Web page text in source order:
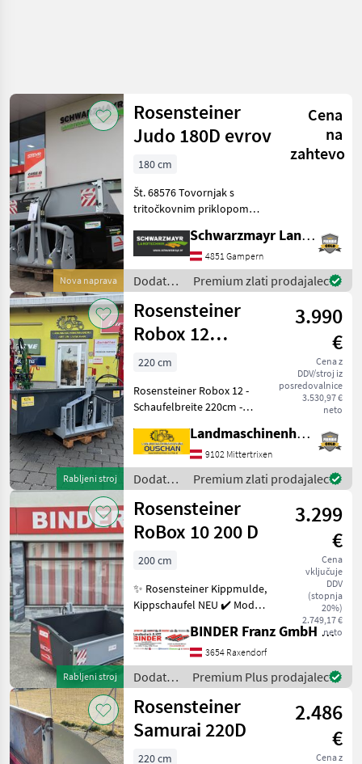
Nova naprava
Rosensteiner
Judo 180D evrov
Cena
na
zahtevo
180 cm
Št. 68576 Tovornjak s
tritočkovnim priklopom
tritočkovnim priklopom s
kroglastimi cevmi,
kategorija 2 - z dodatnim
priklopom EURO - s tovorn
Schwarzmayr Landtechnik GmbH - Gampern
4851 Gampern
Dodatna
oprema
za
traktorje
/
Rosensteiner
Premium zlati prodajalec
Rabljeni stroj
Rosensteiner
Robox 12
Kippschaufel
3.990
€
Cena z
DDV/stroj iz
posredovalnice
3.530,97 €
neto
220 cm
Rosensteiner Robox 12 -
Schaufelbreite 220cm -
Nutzlast 2000kg -
Schwenkvorrichtung - 2
Zylindersystem -
Schürfleiste geschwe
Landmaschinenhandel Ouschan Anton
9102 Mittertrixen
Dodatna
oprema
za
traktorje
/
Rosensteiner
Premium zlati prodajalec
Rabljeni stroj
Rosensteiner
RoBox 10 200 D
3.299
€
Cena
vključuje
DDV
(stopnja
20%)
2.749,17 €
neto
200 cm
✨ Rosensteiner Kippmulde,
Kippschaufel NEU ✔️ Modell
serienmäßiger Ausführung
✔️ Arbeitsbreite 200cm, ✔️
Tiefe 100cm, ✔️ mit hinterer
Bo
BINDER Franz GmbH & CoKG
3654 Raxendorf
Dodatna
oprema
za
traktorje
/
Rosensteiner
Premium Plus prodajalec
Rosensteiner
Samurai 220D
2.486
€
Cena z
220 cm